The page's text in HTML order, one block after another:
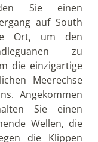
Sie einen
auf South
Ort, um den
zu
die einzigartige
Meerechse
Angekommen
Sie einen
Wellen, die
die Klippen